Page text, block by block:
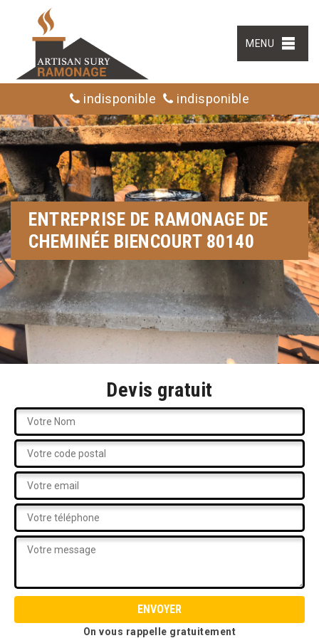
MENU
indisponible indisponible
ENTREPRISE DE RAMONAGE DE
CHEMINÉE BIENCOURT 80140
Devis gratuit
On vous rappelle gratuitement